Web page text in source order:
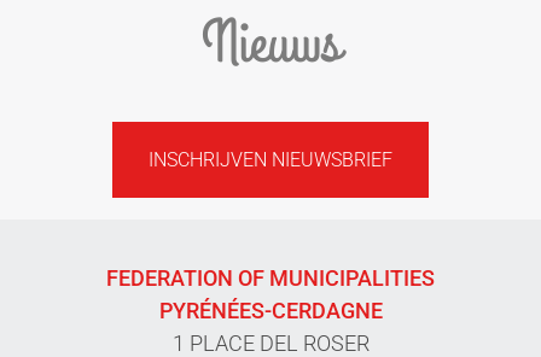
Nieuws
INSCHRIJVEN NIEUWSBRIEF
FEDERATION OF MUNICIPALITIES
PYRÉNÉES-CERDAGNE
1 PLACE DEL ROSER